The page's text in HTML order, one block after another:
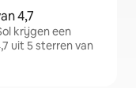
4,7
krijgen een
uit 5 sterren van